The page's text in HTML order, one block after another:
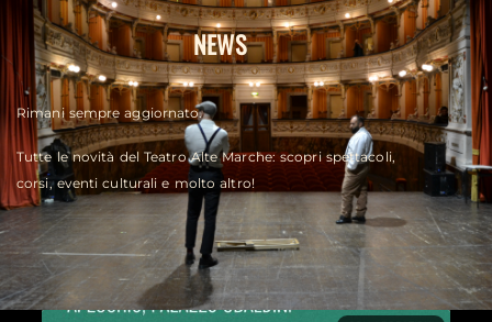
NEWS
Rimani sempre aggiornato.
Tutte le novità del Teatro Alte Marche: scopri spettacoli,
corsi, eventi culturali e molto altro!​